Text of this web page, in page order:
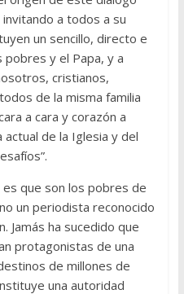
a todos a su
un sencillo, directo e
y el Papa, y a
cristianos,
de la misma familia
a cara y corazón a
de la Iglesia y del
que son los pobres de
un periodista reconocido
Jamás ha sucedido que
protagonistas de una
de millones de
una autoridad